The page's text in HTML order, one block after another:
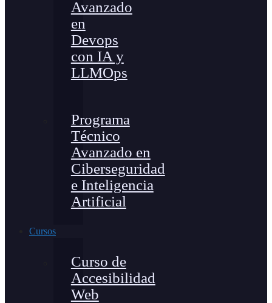
Avanzado
en
Devops
con IA y
LLMOps
Programa
Técnico
Avanzado en
Ciberseguridad
e Inteligencia
Artificial
Cursos
Curso de
Accesibilidad
Web